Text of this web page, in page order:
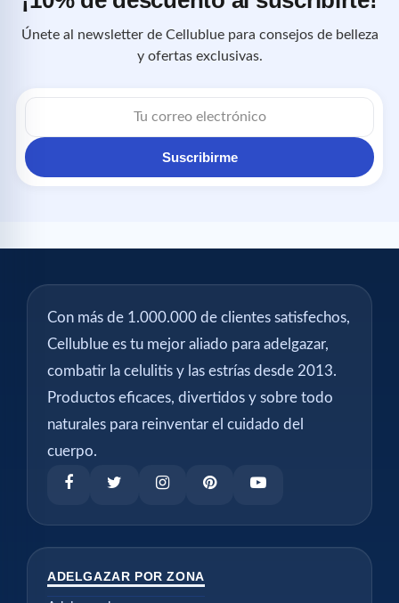
Únete al newsletter de Cellublue para consejos de belleza
y ofertas exclusivas.
Correo
electrónico
Suscribirme
Con más de 1.000.000 de clientes satisfechos,
Cellublue es tu mejor aliado para adelgazar,
combatir la celulitis y las estrías desde 2013.
Productos eficaces, divertidos y sobre todo
naturales para reinventar el cuidado del
cuerpo.
ADELGAZAR POR ZONA